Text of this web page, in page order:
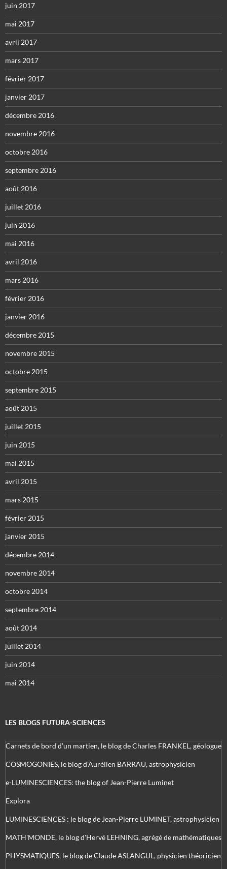
juin 2017
mai 2017
avril 2017
mars 2017
février 2017
janvier 2017
décembre 2016
novembre 2016
octobre 2016
septembre 2016
août 2016
juillet 2016
juin 2016
mai 2016
avril 2016
mars 2016
février 2016
janvier 2016
décembre 2015
novembre 2015
octobre 2015
septembre 2015
août 2015
juillet 2015
juin 2015
mai 2015
avril 2015
mars 2015
février 2015
janvier 2015
décembre 2014
novembre 2014
octobre 2014
septembre 2014
août 2014
juillet 2014
juin 2014
mai 2014
LES BLOGS FUTURA-SCIENCES
Carnets de bord d’un martien, le blog de Charles FRANKEL, géologue
COSMOGONIES, le blog d'Aurélien BARRAU, astrophysicien
e-LUMINESCIENCES: the blog of Jean-Pierre Luminet
Explora
LUMINESCIENCES : le blog de Jean-Pierre LUMINET, astrophysicien
MATH'MONDE, le blog d'Hervé LEHNING, agrégé de mathématiques
PHYSMATIQUES, le blog de Claude ASLANGUL, physicien théoricien